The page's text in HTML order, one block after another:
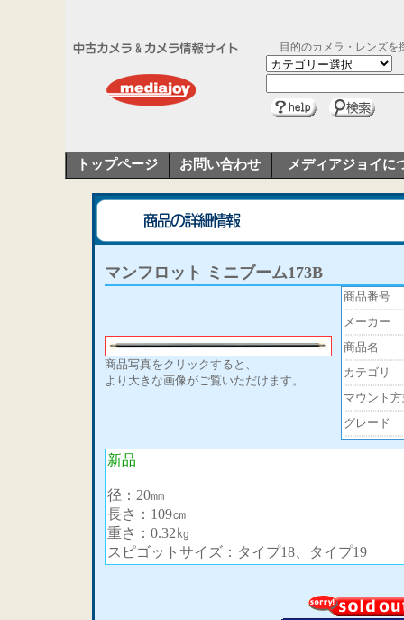
目的のカメラ・レンズを
トップページ お問い合わせ メディアジョイに
マンフロット ミニブーム173B
商品写真をクリックすると、
より大きな画像がご覧いただけます。
商品番号
メーカー
商品名
カテゴリ
マウント
グレード
新品
径：20㎜
長さ：109㎝
重さ：0.32㎏
スピゴットサイズ：タイプ18、タイプ19